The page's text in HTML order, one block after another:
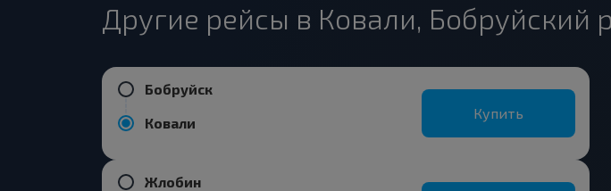
Другие рейсы в Ковали,
Бобруйск
Ковали
Купить
Жлобин